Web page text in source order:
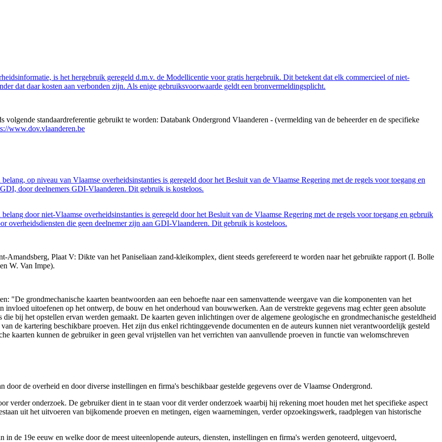
is het hergebruik geregeld d.m.v. de Modellicentie voor gratis hergebruik. Dit betekent dat elk commercieel of niet-
dat daar kosten aan verbonden zijn. Als enige gebruiksvoorwaarde geldt een bronvermeldingsplicht.
standaardreferentie gebruikt te worden: Databank Ondergrond Vlaanderen - (vermelding van de beheerder en de specifieke
www.dov.vlaanderen.be
op niveau van Vlaamse overheidsinstanties is geregeld door het Besluit van de Vlaamse Regering met de regels voor toegang en
door deelnemers GDI-Vlaanderen. Dit gebruik is kosteloos.
door niet-Vlaamse overheidsinstanties is geregeld door het Besluit van de Vlaamse Regering met de regels voor toegang en gebruik
overheidsdiensten die geen deelnemer zijn aan GDI-Vlaanderen. Dit gebruik is kosteloos.
Amandsberg, Plaat V: Dikte van het Paniseliaan zand-kleikomplex, dient steeds gerefereerd te worden naar het gebruikte rapport (I. Bolle
W. Van Impe).
"De grondmechanische kaarten beantwoorden aan een behoefte naar een samenvattende weergave van die komponenten van het
uitoefenen op het ontwerp, de bouw en het onderhoud van bouwwerken. Aan de verstrekte gegevens mag echter geen absolute
bij het opstellen ervan werden gemaakt. De kaarten geven inlichtingen over de algemene geologische en grondmechanische gesteldheid
de kartering beschikbare proeven. Het zijn dus enkel richtinggevende documenten en de auteurs kunnen niet verantwoordelijk gesteld
kaarten kunnen de gebruiker in geen geval vrijstellen van het verrichten van aanvullende proeven in functie van welomschreven
door de overheid en door diverse instellingen en firma's beschikbaar gestelde gegevens over de Vlaamse Ondergrond.
verder onderzoek. De gebruiker dient in te staan voor dit verder onderzoek waarbij hij rekening moet houden met het specifieke aspect
uit het uitvoeren van bijkomende proeven en metingen, eigen waarnemingen, verder opzoekingswerk, raadplegen van historische
in de 19e eeuw en welke door de meest uiteenlopende auteurs, diensten, instellingen en firma's werden genoteerd, uitgevoerd,